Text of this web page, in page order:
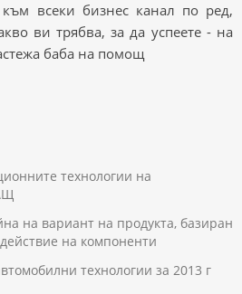
всеки бизнес канал по ред,
ви трябва, за да успеете - на
баба на помощ
технологии на
на вариант на продукта, базиран
на компоненти
технологии за 2013 г